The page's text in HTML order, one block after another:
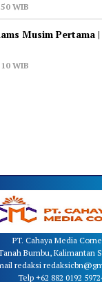
WIB
Musim Pertama |
WIB
PT. Cahaya Media
Bumbu, Kalimantan
redaksi
Telp +62 882 0192